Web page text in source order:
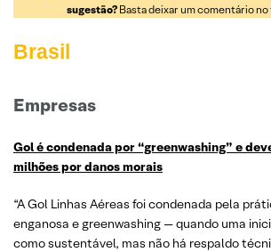
sugestão?Basta deixar um comentário no
Brasil
Empresas
Gol é condenada por “greenwashing” e
milhões por danos morais
“A Gol Linhas Aéreas foi condenada pela
enganosa e greenwashing — quando uma
como sustentável, mas não há respaldo